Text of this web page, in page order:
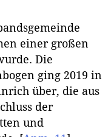
einer großen
Die
ging 2019 in
über, die aus
der
und